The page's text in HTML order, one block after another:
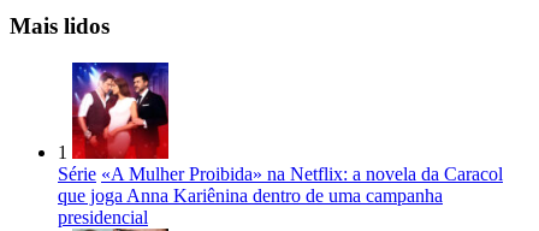
Mais lidos
1
Série «A Mulher Proibida» na Netflix: a novela da Caracol
que joga Anna Kariênina dentro de uma campanha
presidencial